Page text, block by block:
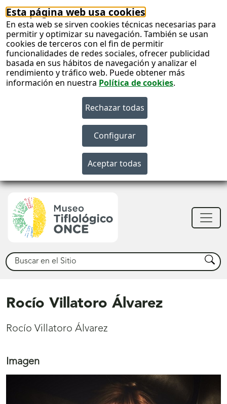
Esta página web usa cookies
En esta web se sirven cookies técnicas necesarias para
permitir y optimizar su navegación. También se usan
cookies de terceros con el fin de permitir
funcionalidades de redes sociales, ofrecer publicidad
basada en sus hábitos de navegación y analizar el
rendimiento y tráfico web. Puede obtener más
información en nuestra Política de cookies.
Buscar Buscar
Rocío Villatoro Álvarez
Rocío Villatoro Álvarez
Imagen